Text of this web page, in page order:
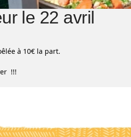
le 22 avril
à 10€ la part.
!!!